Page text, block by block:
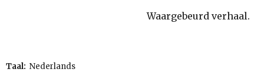
Waargebeurd verhaal.
Taal: Nederlands